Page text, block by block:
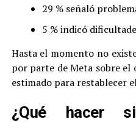
29 % señaló
5 % indicó
Hasta el momento no
por parte de Meta sobre
estimado para restablecer
¿Qué hacer